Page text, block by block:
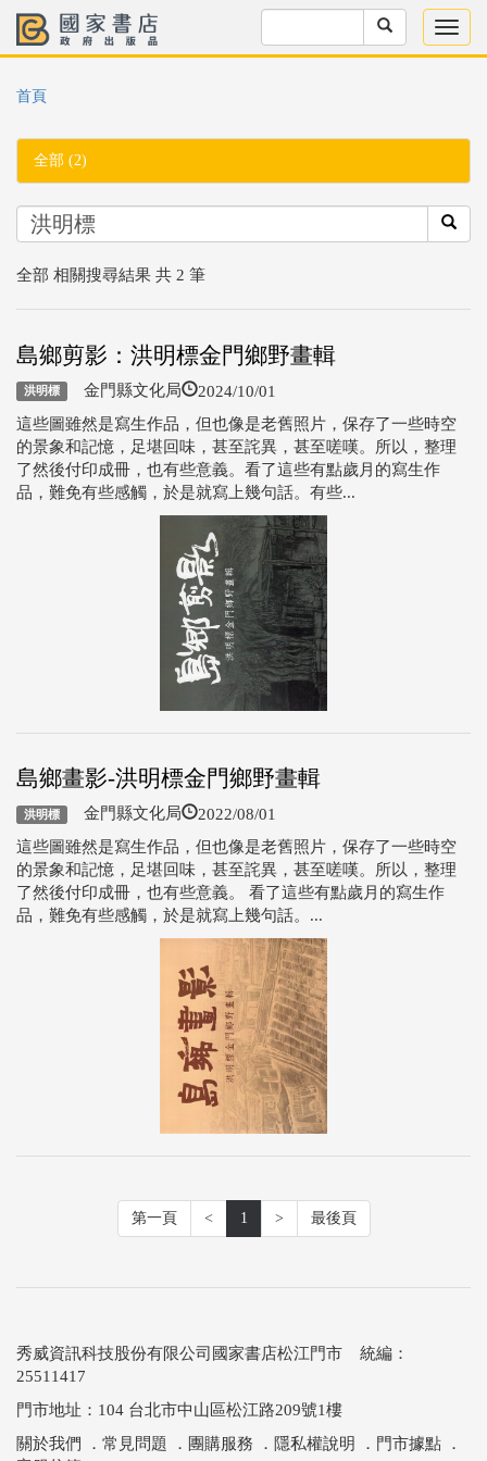
首頁
全部 (2)
全部 相關搜尋結果 共 2 筆
島鄉剪影：洪明標金門鄉野畫輯
洪明標 金門縣文化局 2024/10/01
這些圖雖然是寫生作品，但也像是老舊照片，保存了一些時空
的景象和記憶，足堪回味，甚至詫異，甚至嗟嘆。所以，整理
了然後付印成冊，也有些意義。看了這些有點歲月的寫生作
品，難免有些感觸，於是就寫上幾句話。有些...
島鄉畫影-洪明標金門鄉野畫輯
洪明標 金門縣文化局 2022/08/01
這些圖雖然是寫生作品，但也像是老舊照片，保存了一些時空
的景象和記憶，足堪回味，甚至詫異，甚至嗟嘆。所以，整理
了然後付印成冊，也有些意義。 看了這些有點歲月的寫生作
品，難免有些感觸，於是就寫上幾句話。...
第一頁 < 1 > 最後頁
秀威資訊科技股份有限公司國家書店松江門市 統編：
25511417
門市地址：104 台北市中山區松江路209號1樓
關於我們
． 常見問題 ． 團購服務 ． 隱私權說明 ． 門市據點 ．